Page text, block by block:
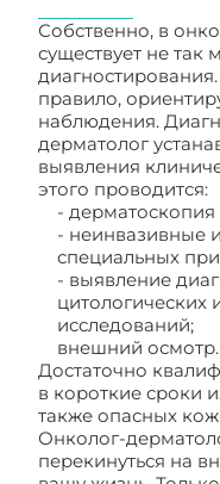
Собственно, в
существует не так
правило,
наблюдения.
дерматолог
выявления
этого проводится:
-
- неинвазивные
специальных
- выявление
цитологических
исследований;
внешний осмотр.
Достаточно
в короткие сроки
также опасных
Онколог-
перекинуться на